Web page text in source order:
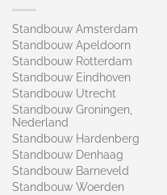
Standbouw Amsterdam
Standbouw Apeldoorn
Standbouw Rotterdam
Standbouw Eindhoven
Standbouw Utrecht
Standbouw Groningen,
Nederland
Standbouw Hardenberg
Standbouw Denhaag
Standbouw Barneveld
Standbouw Woerden